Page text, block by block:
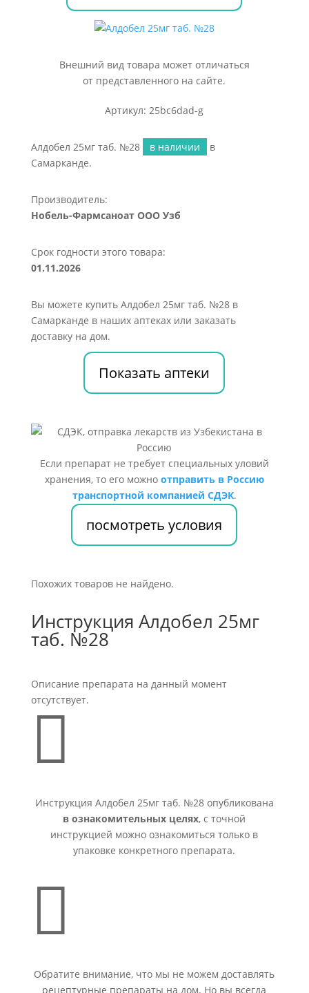
Внешний вид товара может отличаться
от представленного на сайте.
Артикул: 25bc6dad-g
Алдобел 25мг таб. №28 в наличии
в
Самарканде.
Производитель:
Нобель-Фармсаноат ООО Узб
Срок годности этого товара:
01.11.2026
Вы можете купить Алдобел 25мг таб. №28 в
Самарканде в наших аптеках или заказать
доставку на дом.
Показать аптеки
Если препарат не требует специальных уловий
хранения, то его можно отправить в Россию
транспортной компанией СДЭК.
посмотреть условия
Похожих товаров не найдено.
Инструкция Алдобел 25мг
таб. №28
Описание препарата на данный момент
отсутствует.

Инструкция Алдобел 25мг таб. №28 опубликована
в ознакомительных целях, с точной
инструкцией можно ознакомиться только в
упаковке конкретного препарата.

Обратите внимание, что мы не можем доставлять
рецептурные препараты на дом. Но вы всегда